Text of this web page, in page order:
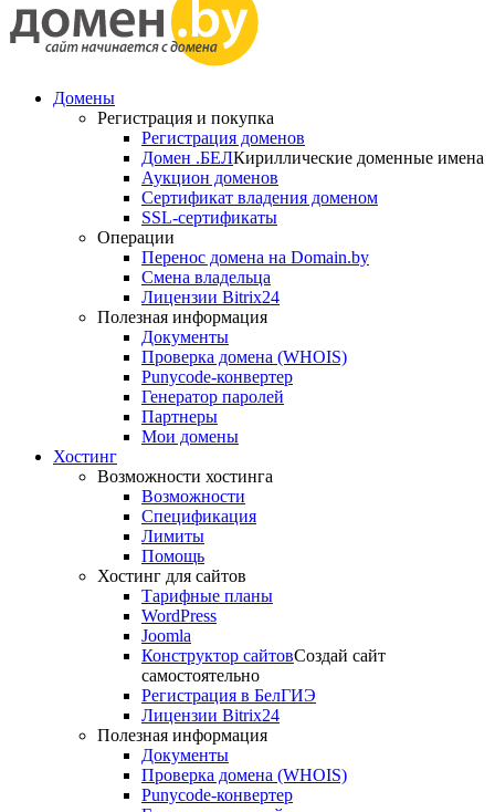
Домены
Регистрация и покупка
Регистрация доменов
Домен .БЕЛКириллические доменные имена
Аукцион доменов
Сертификат владения доменом
SSL-сертификаты
Операции
Перенос домена на Domain.by
Смена владельца
Лицензии Bitrix24
Полезная информация
Документы
Проверка домена (WHOIS)
Punycode-конвертер
Генератор паролей
Партнеры
Мои домены
Хостинг
Возможности хостинга
Возможности
Спецификация
Лимиты
Помощь
Хостинг для сайтов
Тарифные планы
WordPress
Joomla
Конструктор сайтовСоздай сайт
самостоятельно
Регистрация в БелГИЭ
Лицензии Bitrix24
Полезная информация
Документы
Проверка домена (WHOIS)
Punycode-конвертер